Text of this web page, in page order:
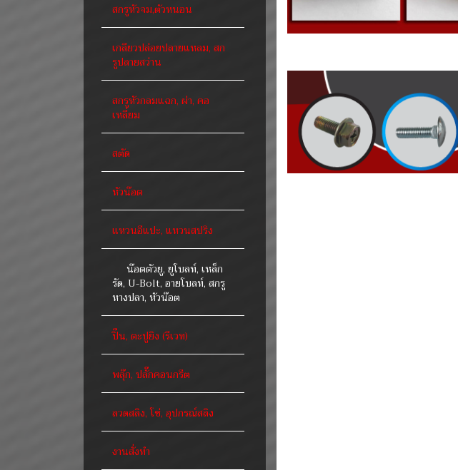
สกรูหัวจม,ตัวหนอน
เกลียวปล่อยปลายแหลม, สก
รูปลายสว่าน
สกรูหัวกลมแฉก, ผ่า, คอ
เหลี่ยม
สตัด
หัวน๊อต
แหวนอีแปะ, แหวนสปริง
น๊อตตัวยู, ยูโบลท์, เหล็ก
รัด, U-Bolt, อายโบลท์, สกรู
หางปลา, หัวน๊อต
ปิ๊น, ตะปูยิง (รีเวท)
พลุ๊ก, ปลั๊กคอนกรีต
ลวดสลิง, โซ่, อุปกรณ์สลิง
งานสั่งทำ